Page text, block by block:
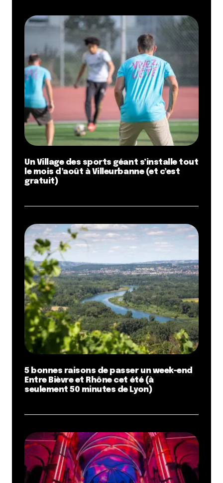
Un Village des sports géant s’installe tout
le mois d’août à Villeurbanne (et c’est
gratuit)
5 bonnes raisons de passer un week-end
Entre Bièvre et Rhône cet été (à
seulement 50 minutes de Lyon)